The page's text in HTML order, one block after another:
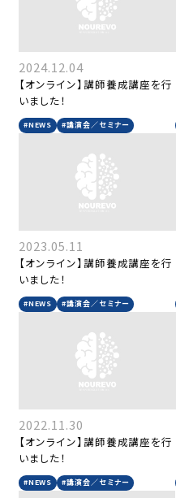
2024.12.04
【オンライン】講師養成講座を行
いました！
#NEWS #講演会／セミナー
2023.05.11
【オンライン】講師養成講座を行
いました！
#NEWS #講演会／セミナー
2022.11.30
【オンライン】講師養成講座を行
いました！
#NEWS #講演会／セミナー